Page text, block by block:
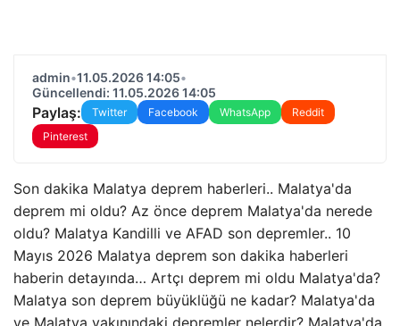
admin•11.05.2026 14:05•
Güncellendi: 11.05.2026 14:05
Paylaş: Twitter Facebook WhatsApp
Reddit
Pinterest
Son dakika Malatya deprem haberleri.. Malatya'da
deprem mi oldu? Az önce deprem Malatya'da nerede
oldu? Malatya Kandilli ve AFAD son depremler.. 10
Mayıs 2026 Malatya deprem son dakika haberleri
haberin detayında… Artçı deprem mi oldu Malatya'da?
Malatya son deprem büyüklüğü ne kadar? Malatya'da
ve Malatya yakınındaki depremler nelerdir? Malatya'da